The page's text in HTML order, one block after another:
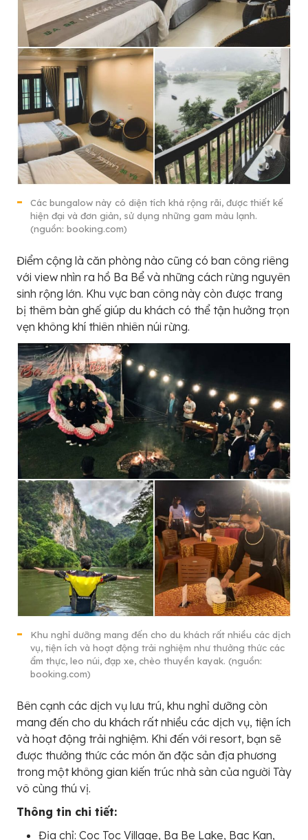
Các bungalow này có diện tích khá rộng rãi, được thiết kế
hiện đại và đơn giản, sử dụng những gam màu lạnh.
(nguồn: booking.com)
Điểm cộng là căn phòng nào cũng có ban công riêng
với view nhìn ra hồ Ba Bể và những cách rừng nguyên
sinh rộng lớn. Khu vực ban công này còn được trang
bị thêm bàn ghế giúp du khách có thể tận hưởng trọn
vẹn không khí thiên nhiên núi rừng.
Khu nghỉ dưỡng mang đến cho du khách rất nhiều các dịch
vụ, tiện ích và hoạt động trải nghiệm như thưởng thức các
ẩm thực, leo núi, đạp xe, chèo thuyền kayak. (nguồn:
booking.com)
Bên cạnh các dịch vụ lưu trú, khu nghỉ dưỡng còn
mang đến cho du khách rất nhiều các dịch vụ, tiện ích
và hoạt động trải nghiệm. Khi đến với resort, bạn sẽ
được thưởng thức các món ăn đặc sản địa phương
trong một không gian kiến trúc nhà sàn của người Tày
vô cùng thú vị.
Thông tin chi tiết:
Địa chỉ: Coc Toc Village, Ba Be Lake, Bac Kan,